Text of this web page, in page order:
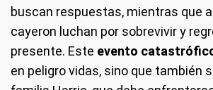
buscan respuestas, mientras que
cayeron luchan por sobrevivir y
presente. Este evento
en peligro vidas, sino que también